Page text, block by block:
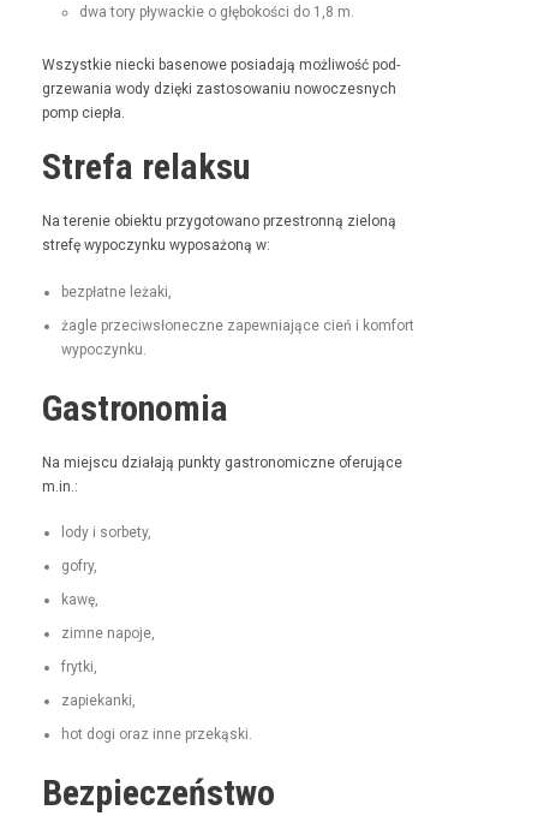
dwa tory pływack­ie o głębokoś­ci do 1,8 m.
Wszys­tkie niec­ki basenowe posi­ada­ją możli­wość pod­
grze­wa­nia wody dzię­ki zas­tosowa­niu nowoczes­nych
pomp ciepła.
Strefa relaksu
Na tere­nie obiek­tu przy­go­towano prze­stron­ną zieloną
stre­fę wypoczynku wyposażoną w:
bezpłatne leża­ki,
żagle prze­ci­wsłoneczne zapew­ni­a­jące cień i kom­fort
wypoczynku.
Gastronomia
Na miejs­cu dzi­ała­ją punk­ty gas­tro­nom­iczne ofer­u­jące
m.in.:
lody i sorbety,
gofry,
kawę,
zimne napo­je,
fry­t­ki,
zapiekan­ki,
hot dogi oraz inne przekąski.
Bezpieczeństwo